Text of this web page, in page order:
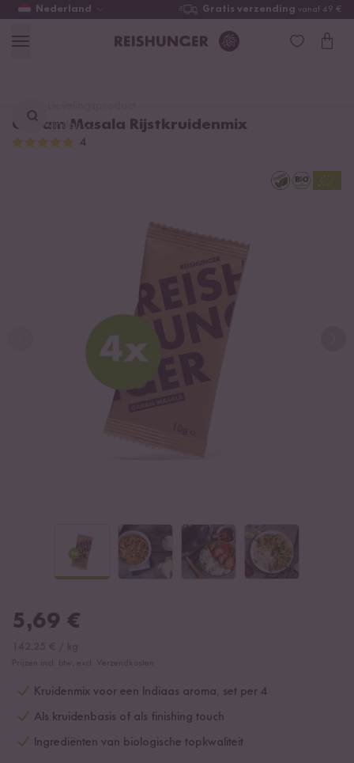
Nederland Gratis verzending vanaf 49 €
vinden ...
Garam Masala Rijstkruidenmix
4
5,69 €
Kruidenmix voor een Indiaas aroma, set per 4
Als kruidenbasis of als finishing touch
Ingrediënten van biologische topkwaliteit